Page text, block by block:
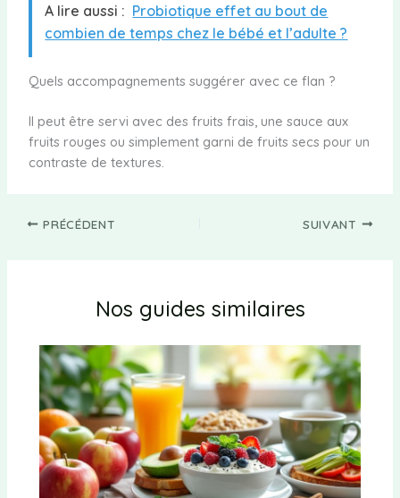
A lire aussi : Probiotique effet au bout de
combien de temps chez le bébé et l’adulte ?
Quels accompagnements suggérer avec ce flan ?
Il peut être servi avec des fruits frais, une sauce aux
fruits rouges ou simplement garni de fruits secs pour un
contraste de textures.
PRÉCÉDENT SUIVANT
Nos guides similaires